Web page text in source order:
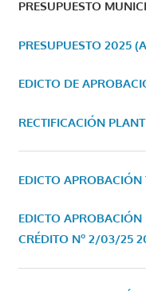
PRESUPUESTO
PRESUPUESTO 2025
EDICTO DE
RECTIFICACIÓN
EDICTO APROBACIÓN
EDICTO APROBACIÓN
CRÉDITO Nº 2/03/25